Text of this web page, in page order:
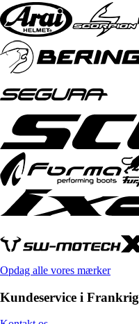
Opdag alle vores mærker
Kundeservice i Frankrig